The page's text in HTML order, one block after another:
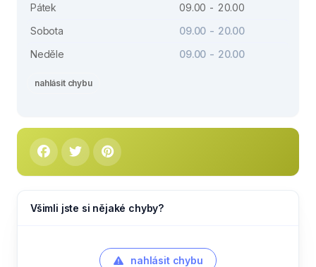
Pátek
09.00 - 20.00
Sobota
09.00 - 20.00
Neděle
09.00 - 20.00
nahlásit chybu
Všimli jste si nějaké chyby?
nahlásit chybu